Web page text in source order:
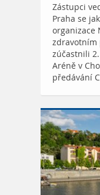
Zástupci
Praha se
organizace
zdravotním
zúčastnili
Aréně v
předávání